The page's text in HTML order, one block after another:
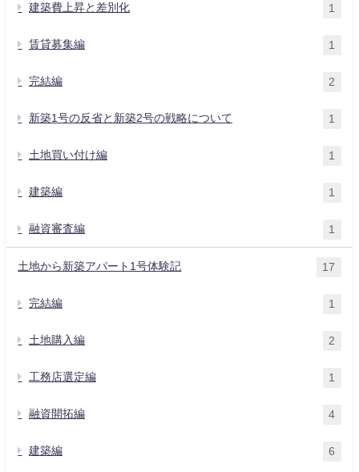
建築費上昇と差別化 1
賃貸募集編 1
完結編 2
新築1号の反省と新築2号の戦略について 1
土地買い付け編 1
建築編 1
融資審査編 1
土地から新築アパート1号体験記 17
完結編 1
土地購入編 2
工務店選定編 1
融資開拓編 4
建築編 6